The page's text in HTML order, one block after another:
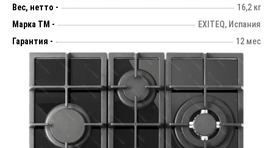
Вес, нетто -
16,2 кг
Марка ТМ -
EXITEQ, Испания
Гарантия -
12 мес